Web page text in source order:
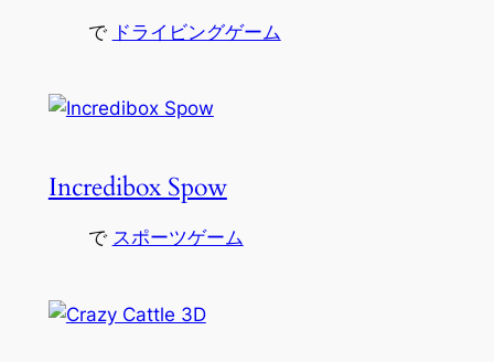
で ドライビングゲーム
Incredibox Spow
で スポーツゲーム